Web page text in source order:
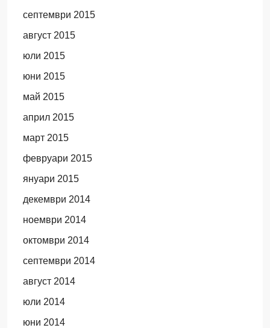
септември 2015
август 2015
юли 2015
юни 2015
май 2015
април 2015
март 2015
февруари 2015
януари 2015
декември 2014
ноември 2014
октомври 2014
септември 2014
август 2014
юли 2014
юни 2014